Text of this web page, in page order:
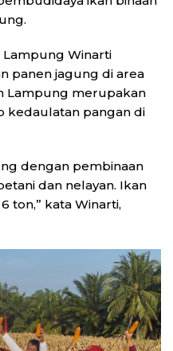
Lampung Winarti
panen jagung di area
Lampung merupakan
kedaulatan pangan di
dengan pembinaan
dan nelayan. Ikan
ton,” kata Winarti,